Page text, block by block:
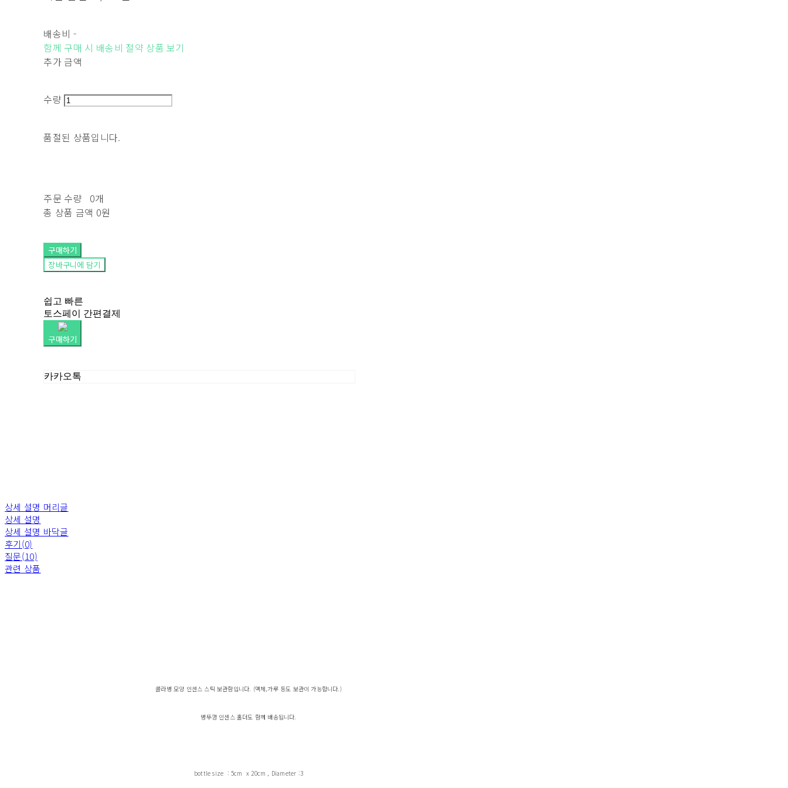
배송비 -
함께 구매 시 배송비 절약 상품 보기
추가 금액
수량
품절된 상품입니다.
주문 수량
0개
총 상품 금액 0원
구매하기
장바구니에 담기
쉽고 빠른
토스페이 간편결제
구매하기
카카오톡
상세 설명 머리글
상세 설명
상세 설명 바닥글
후기(0)
질문(10)
관련 상품
콜라병 모양 인센스 스틱 보관함입니다. (액체,가루 등도 보관이 가능합니다.)
병뚜껑 인센스 홀더도 함께 배송됩니다.
bottle size : 5cm x 20cm , Diameter :3